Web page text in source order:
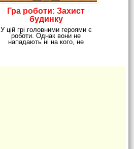
Гра роботи: Захист
будинку
У цій грі головними героями є
роботи. Однак вони не
нападають ні на кого, не